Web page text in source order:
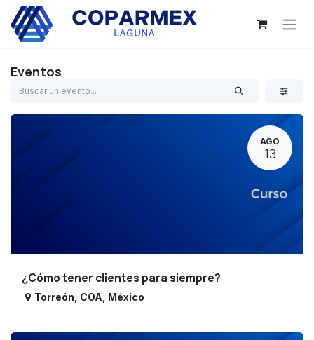
Ir al contenido
Eventos
AGO
13
¿Cómo tener clientes para siempre?
Torreón COA México